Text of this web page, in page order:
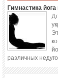
Гимнастика
различных